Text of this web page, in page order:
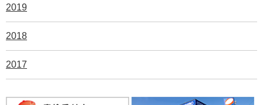
2019
2018
2017